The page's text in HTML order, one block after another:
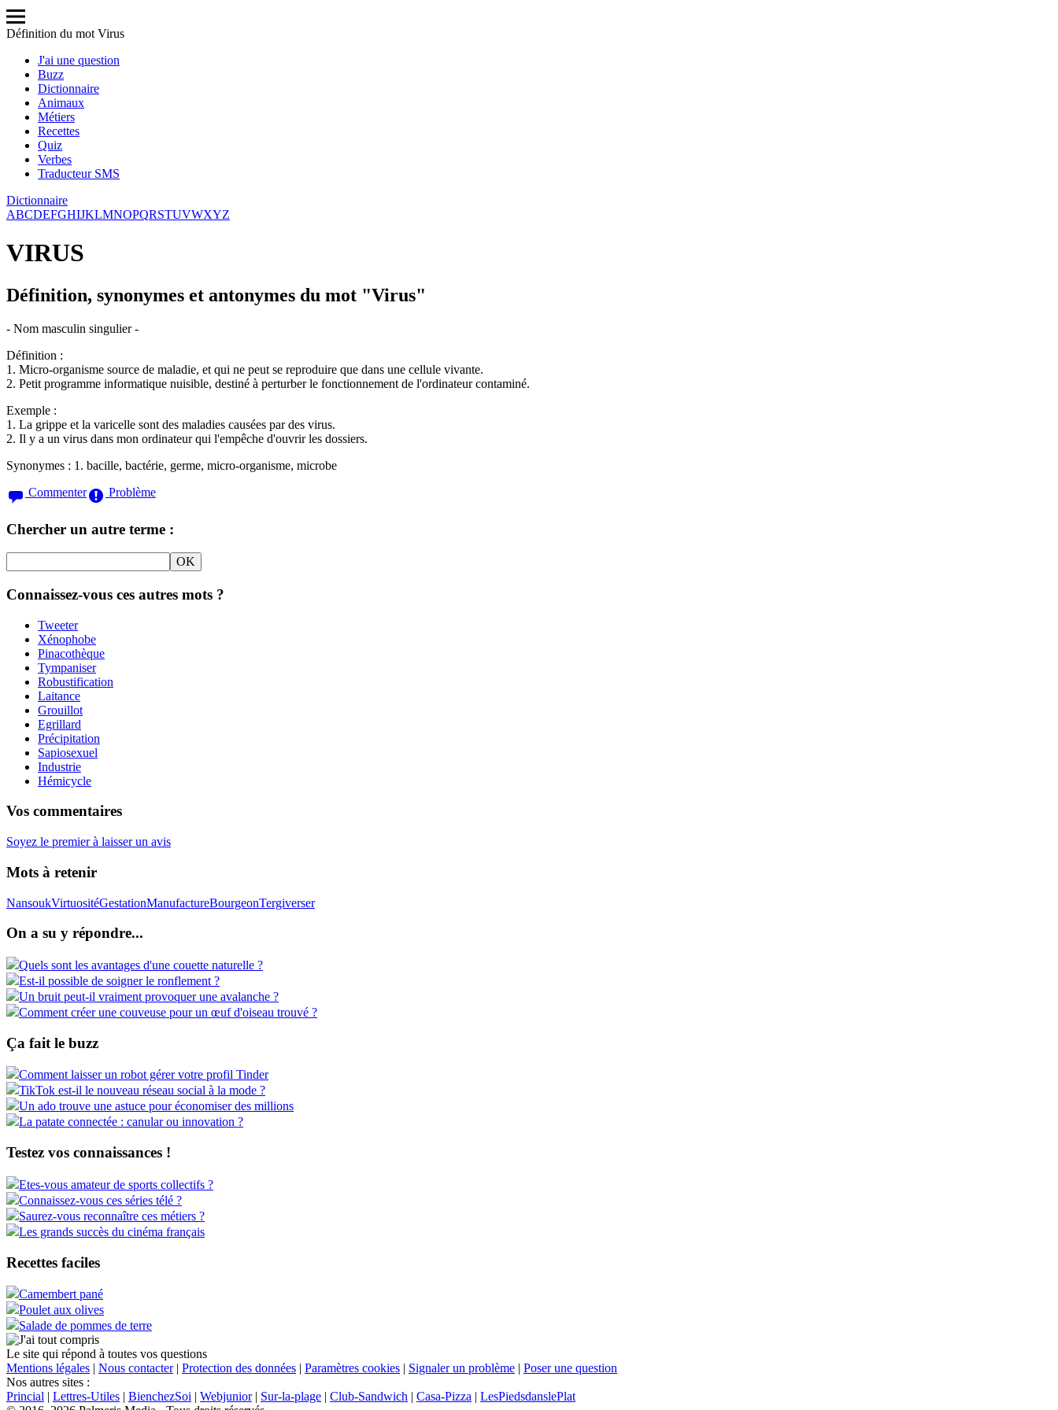
Définition du mot Virus
J'ai une question
Buzz
Dictionnaire
Animaux
Métiers
Recettes
Quiz
Verbes
Traducteur SMS
Dictionnaire
ABCDEFGHIJKLMNOPQRSTUVWXYZ
VIRUS
Définition, synonymes et antonymes du mot "Virus"
- Nom masculin singulier -
Définition :
1. Micro-organisme source de maladie, et qui ne peut se reproduire que dans une cellule vivante.
2. Petit programme informatique nuisible, destiné à perturber le fonctionnement de l'ordinateur contaminé.
Exemple :
1. La grippe et la varicelle sont des maladies causées par des virus.
2. Il y a un virus dans mon ordinateur qui l'empêche d'ouvrir les dossiers.
Synonymes : 1. bacille, bactérie, germe, micro-organisme, microbe
Commenter
Problème
Chercher un autre terme :
Connaissez-vous ces autres mots ?
Tweeter
Xénophobe
Pinacothèque
Tympaniser
Robustification
Laitance
Grouillot
Egrillard
Précipitation
Sapiosexuel
Industrie
Hémicycle
Vos commentaires
Soyez le premier à laisser un avis
Mots à retenir
NansoukVirtuositéGestationManufactureBourgeonTergiverser
On a su y répondre...
Quels sont les avantages d'une couette naturelle ?
Est-il possible de soigner le ronflement ?
Un bruit peut-il vraiment provoquer une avalanche ?
Comment créer une couveuse pour un œuf d'oiseau trouvé ?
Ça fait le buzz
Comment laisser un robot gérer votre profil Tinder
TikTok est-il le nouveau réseau social à la mode ?
Un ado trouve une astuce pour économiser des millions
La patate connectée : canular ou innovation ?
Testez vos connaissances !
Etes-vous amateur de sports collectifs ?
Connaissez-vous ces séries télé ?
Saurez-vous reconnaître ces métiers ?
Les grands succès du cinéma français
Recettes faciles
Camembert pané
Poulet aux olives
Salade de pommes de terre
Le site qui répond à toutes vos questions
Mentions légales | Nous contacter| Protection des données | Paramètres cookies | Signaler un problème | Poser une question
Nos autres sites :
Princial | Lettres-Utiles | BienchezSoi | Webjunior| Sur-la-plage | Club-Sandwich | Casa-Pizza | LesPiedsdanslePlat